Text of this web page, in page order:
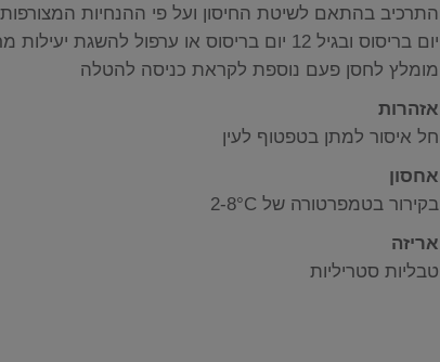
יום בריסוס ובגיל 12 יום בריסוס או ערפול
מומלץ לחסן פעם נוספת לקראת כניסה להטלה
אזהרות
חל איסור למתן בטפטוף לעין
אחסון
בקירור בטמפרטורה של 2-8°C
אריזה
טבליות סטריליות